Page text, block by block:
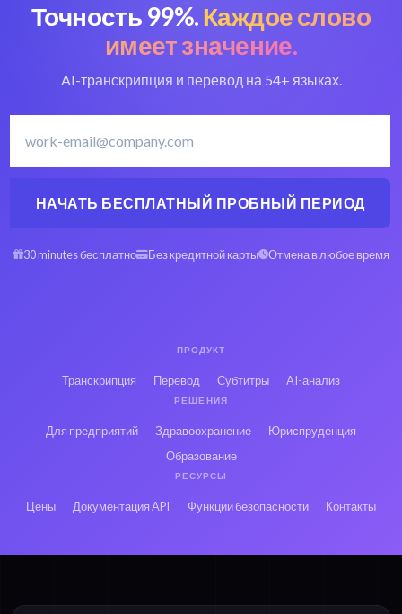
Точность 99%. Каждое слово
имеет значение.
AI-транскрипция и перевод на 54+ языках.
НАЧАТЬ БЕСПЛАТНЫЙ ПРОБНЫЙ ПЕРИОД
30 minutes бесплатно Без кредитной карты Отмена в любое время
ПРОДУКТ
Транскрипция Перевод Субтитры AI-анализ
РЕШЕНИЯ
Для предприятий Здравоохранение
Юриспруденция
Образование
РЕСУРСЫ
Цены Документация API Функции безопасности Контакты